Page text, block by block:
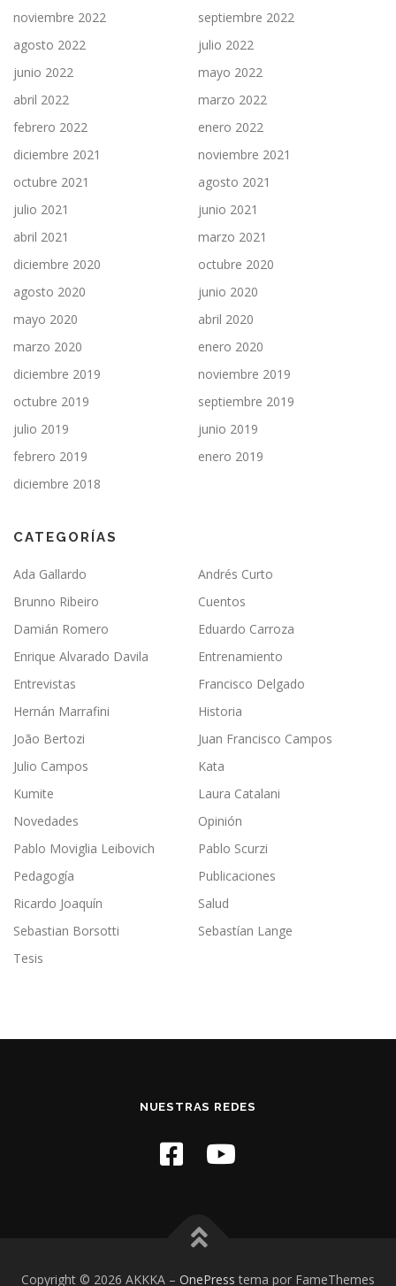
noviembre 2022
septiembre 2022
agosto 2022
julio 2022
junio 2022
mayo 2022
abril 2022
marzo 2022
febrero 2022
enero 2022
diciembre 2021
noviembre 2021
octubre 2021
agosto 2021
julio 2021
junio 2021
abril 2021
marzo 2021
diciembre 2020
octubre 2020
agosto 2020
junio 2020
mayo 2020
abril 2020
marzo 2020
enero 2020
diciembre 2019
noviembre 2019
octubre 2019
septiembre 2019
julio 2019
junio 2019
febrero 2019
enero 2019
diciembre 2018
CATEGORÍAS
Ada Gallardo
Andrés Curto
Brunno Ribeiro
Cuentos
Damián Romero
Eduardo Carroza
Enrique Alvarado Davila
Entrenamiento
Entrevistas
Francisco Delgado
Hernán Marrafini
Historia
João Bertozi
Juan Francisco Campos
Julio Campos
Kata
Kumite
Laura Catalani
Novedades
Opinión
Pablo Moviglia Leibovich
Pablo Scurzi
Pedagogía
Publicaciones
Ricardo Joaquín
Salud
Sebastian Borsotti
Sebastían Lange
Tesis
NUESTRAS REDES
Copyright © 2026 AKKKA – OnePress tema por FameThemes